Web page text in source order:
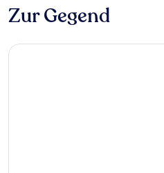
Zur Gegend